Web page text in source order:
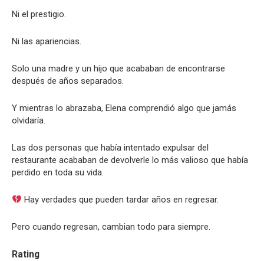
Ni el prestigio.
Ni las apariencias.
Solo una madre y un hijo que acababan de encontrarse
después de años separados.
Y mientras lo abrazaba, Elena comprendió algo que jamás
olvidaría.
Las dos personas que había intentado expulsar del
restaurante acababan de devolverle lo más valioso que había
perdido en toda su vida.
Hay verdades que pueden tardar años en regresar.
Pero cuando regresan, cambian todo para siempre.
Rating